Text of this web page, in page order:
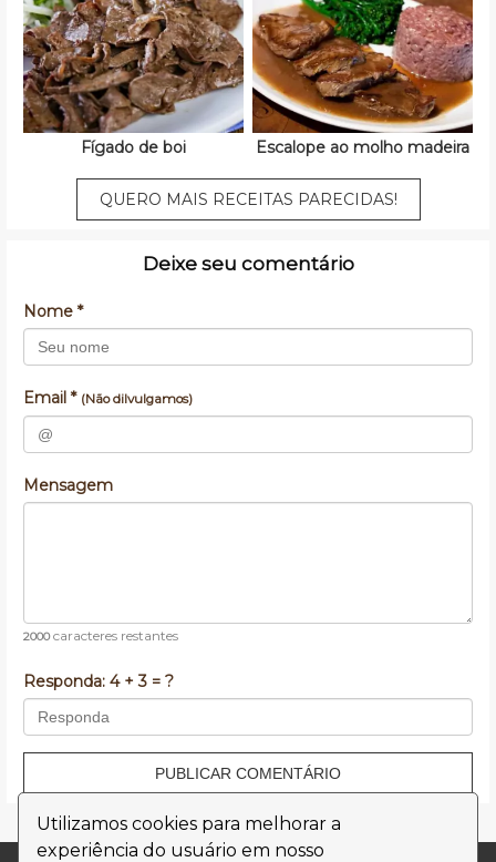
Utilizamos cookies para melhorar a
experiência do usuário em nosso
Fígado de boi Escalope ao molho madeira
QUERO MAIS RECEITAS PARECIDAS!
Deixe seu comentário
Nome *
Email * (Não dilvulgamos)
Mensagem
2000caracteres restantes
Responda: 4 + 3 = ?
PUBLICAR COMENTÁRIO